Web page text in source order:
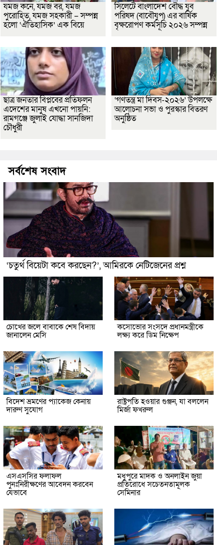
যমজ কনে, যমজ বর, যমজ
পুরোহিত, যমজ সহকারী – সম্পন্ন
হলো ‘ঐতিহাসিক’ এক বিয়ে
সিলেটে বাংলাদেশ বৌদ্ধ যুব
পরিষদ (বাবৌযুপ) এর বার্ষিক
বৃক্ষরোপণ কর্মসূচি ২০২৬ সম্পন্ন
ছাত্র জনতার বিপ্লবের প্রতিফলন
এদেশের মানুষ এখনো পায়নি:
রামগঞ্জে জুলাই যোদ্ধা সানজিদা
চৌধুরী
‘গণতন্ত্র মা দিবস-২০২৬’ উপলক্ষে
আলোচনা সভা ও পুরস্কার বিতরণ
অনুষ্ঠিত
সর্বশেষ সংবাদ
‘চতুর্থ বিয়েটা কবে করছেন?’, আমিরকে নেটিজেনের প্রশ্ন
চোখের জলে বাবাকে শেষ বিদায়
জানালেন মেসি
কসোভোর সংসদে প্রধানমন্ত্রীকে
লক্ষ্য করে ডিম নিক্ষেপ
বিদেশ ভ্রমণের প্যাকেজ কেনায়
দারুণ সুযোগ
রাষ্ট্রপতি হওয়ার গুঞ্জন, যা বললেন
মির্জা ফখরুল
এসএসসির ফলাফল
পুনঃনিরীক্ষণের আবেদন করবেন
যেভাবে
মধুপুরে মাদক ও অনলাইন জুয়া
প্রতিরোধে সচেতনতামূলক
সেমিনার